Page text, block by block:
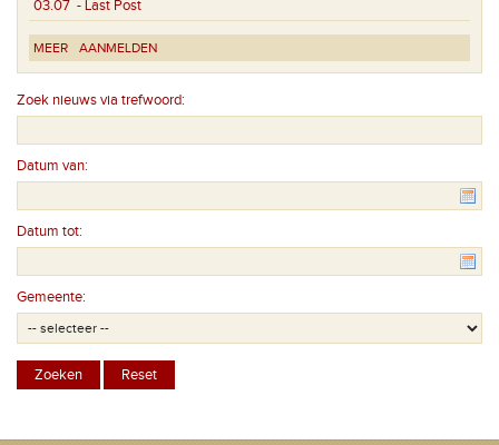
03.07 - Last Post
MEER AANMELDEN
Zoek nieuws via trefwoord:
Datum van:
Datum tot:
Gemeente: